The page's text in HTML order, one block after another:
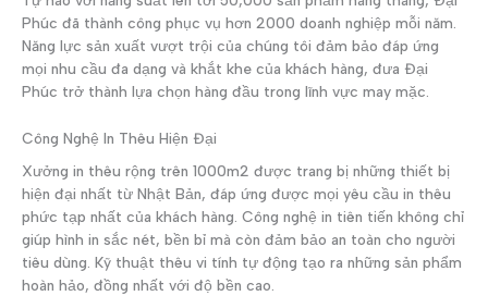
Phúc đã thành công phục vụ hơn 2000 doanh nghiệp mỗi năm.
Năng lực sản xuất vượt trội của chúng tôi đảm bảo đáp ứng
mọi nhu cầu đa dạng và khắt khe của khách hàng, đưa Đại
Phúc trở thành lựa chọn hàng đầu trong lĩnh vực may mặc.
Công Nghệ In Thêu Hiện Đại
Xưởng in thêu rộng trên 1000m2 được trang bị những thiết bị
hiện đại nhất từ Nhật Bản, đáp ứng được mọi yêu cầu in thêu
phức tạp nhất của khách hàng. Công nghệ in tiên tiến không chỉ
giúp hình in sắc nét, bền bỉ mà còn đảm bảo an toàn cho người
tiêu dùng. Kỹ thuật thêu vi tính tự động tạo ra những sản phẩm
hoàn hảo, đồng nhất với độ bền cao.